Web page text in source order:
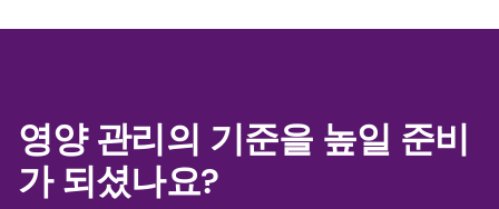
sheets/detail/ageing-and-health
3. Gaesser, Glenn A., 외. “건강 수명 연장: 운동의 독
영양 관리의 기준을 높일 준비
가 되셨나요?